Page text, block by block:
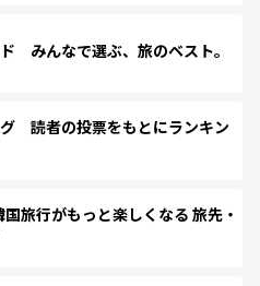
みんなで選ぶ、旅のベスト。
読者の投票をもとにランキン
旅行がもっと楽しくなる 旅先・